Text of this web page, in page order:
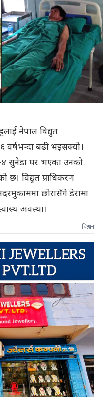
नेपाल विद्युत
वर्षभन्दा बढी भइसक्यो।
सुनेडा घर भएका उनको
छ। विद्युत प्राधिकरण
छोरासँगै डेरामा
अवस्था।
विज्ञापन